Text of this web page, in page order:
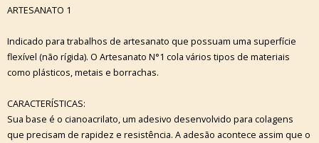
ARTESANATO 1
Indicado para trabalhos de artesanato que possuam uma superfície
flexível (não rígida). O Artesanato N°1 cola vários tipos de materiais
como plásticos, metais e borrachas.
CARACTERÍSTICAS:
Sua base é o cianoacrilato, um adesivo desenvolvido para colagens
que precisam de rapidez e resistência. A adesão acontece assim que o